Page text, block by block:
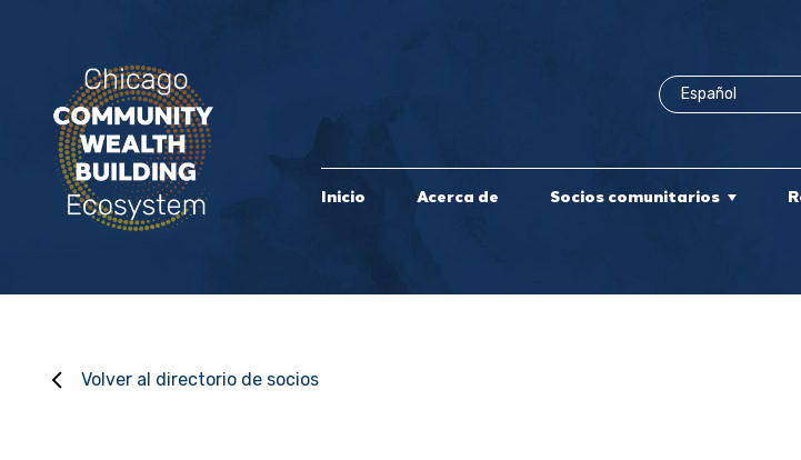
Inicio Acerca de Socios comunitarios
Volver al directorio de socios